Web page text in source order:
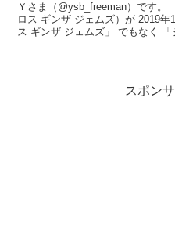
Ｙさま（@ysb_freeman）です。 「GICROS GINZA GEMS」 （ジク
ロス ギンザ ジェムズ）が 2019年11月
ス
スポン